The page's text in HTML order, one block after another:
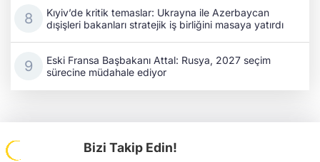
Kıyiv’de kritik temaslar: Ukrayna ile Azerbaycan
dışişleri bakanları stratejik iş birliğini masaya yatırdı
Eski Fransa Başbakanı Attal: Rusya, 2027 seçim
sürecine müdahale ediyor
Bizi Takip Edin!